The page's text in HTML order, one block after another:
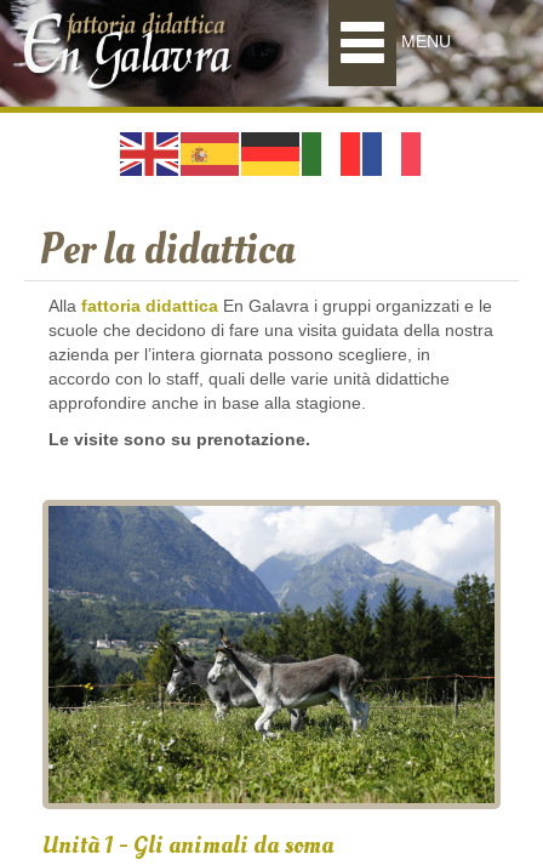
MENU
Per la didattica
Alla fattoria didattica En Galavra i gruppi organizzati e le
scuole che decidono di fare una visita guidata della nostra
azienda per l’intera giornata possono scegliere, in
accordo con lo staff, quali delle varie unità didattiche
approfondire anche in base alla stagione.
Le visite sono su prenotazione.
Unità 1 - Gli animali da soma